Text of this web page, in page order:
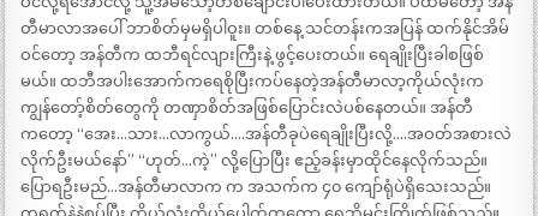
တီမာလာအပေါ် ဘာစိတ်မှမရှိပါဝူး။ တစ်နေ့ သင်တန်းကအပြန် ထက်နိုင်အိမ်
ဝင်တော့ အန်တီက ထဘီရင်လျားကြီးနဲ့ ဖွင့်ပေးတယ်။ ရေချိုးပြီးခါစဖြစ်
မယ်။ ထဘီအပါးအောက်ကရေစိုပြီးကပ်နေတဲ့အန်တီမာလာ့ကိုယ်လုံးက
ကျွန်တော့်စိတ်တွေကို တဏှာစိတ်အဖြစ်ပြောင်းလဲပစ်နေတယ်။ အန်တီ
ကတော့ “အေး…သား…လာကွယ်….အန်တီခုပဲရေချိုးပြီးလို့….အဝတ်အစားလဲ
လိုက်ဦးမယ်နော်” “ဟုတ်…ကဲ့” လို့ပြောပြီး ဧည့်ခန်းမှာထိုင်နေလိုက်သည်။
ပြောရဦးမည်…အန်တီမာလာက က အသက်က ၄၀ ကျော်ရုံပဲရှိသေးသည်။